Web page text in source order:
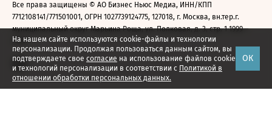
На нашем сайте используются cookie-файлы и технологии
персонализации. Продолжая пользоваться данным сайтом, вы
подтверждаете свое согласие на использование файлов cookie
и технологий персонализации в соответствии с Политикой в
отношении обработки персональных данных.
ОК
Все права защищены © АО Бизнес Ньюс Медиа, ИНН/КПП
7712108141/771501001, ОГРН 1027739124775, 127018, г. Москва, вн.тер.г.
муниципальный округ Марьина Роща, ул. Полковая, д. 3, стр. 1 1999—
2026